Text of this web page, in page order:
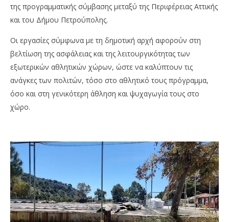
Petroupolis
της προγραμματικής σύμβασης μεταξύ της Περιφέρειας Αττικής
και του Δήμου Πετρούπολης.
Οι εργασίες σύμφωνα με τη δημοτική αρχή αφορούν στη
βελτίωση της ασφάλειας και της λειτουργικότητας των
εξωτερικών αθλητικών χώρων, ώστε να καλύπτουν τις
ανάγκες των πολιτών, τόσο στο αθλητικό τους πρόγραμμα,
όσο και στη γενικότερη άθληση και ψυχαγωγία τους στο
χώρο.